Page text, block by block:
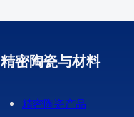
精密陶瓷与材料
精密陶瓷产品